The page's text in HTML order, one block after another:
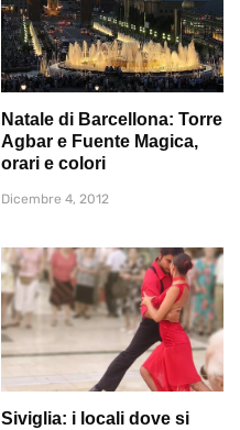
Natale di Barcellona: Torre
Agbar e Fuente Magica,
orari e colori
Dicembre 4, 2012
Siviglia: i locali dove si